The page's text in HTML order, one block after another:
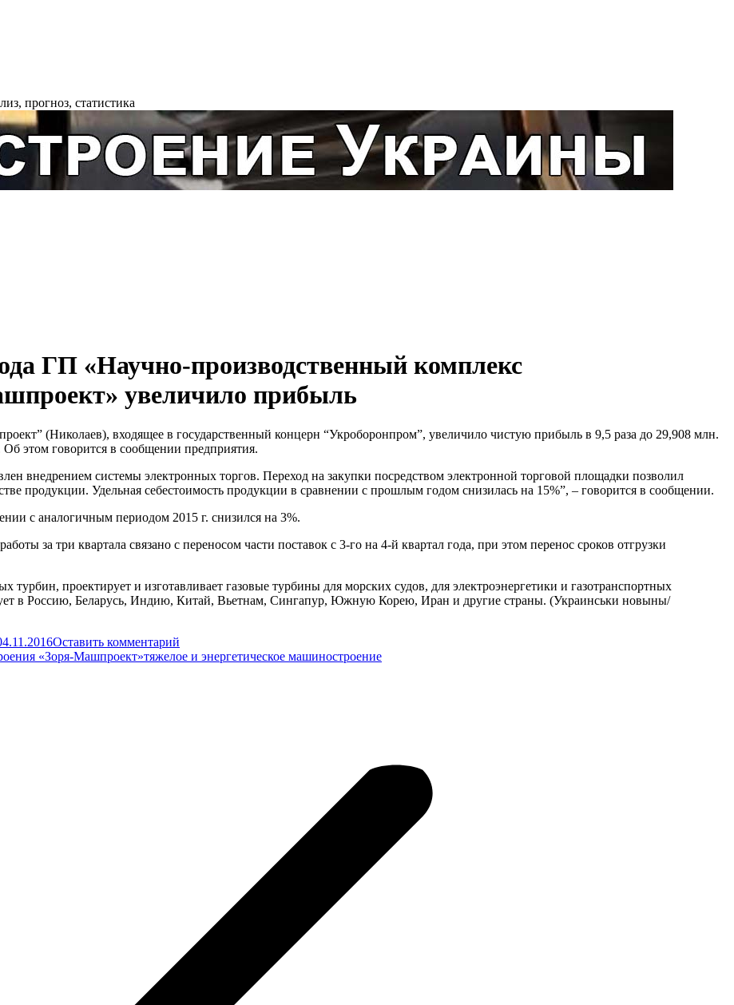
прогноз, статистика
ГП «Научно-производственный комплекс
увеличило прибыль
(Николаев), входящее в государственный концерн “Укроборонпром”, увеличило чистую прибыль в 9,5 раза до 29,908 млн.
этом говорится в сообщении предприятия.
внедрением системы электронных торгов. Переход на закупки посредством электронной торговой площадки позволил
продукции. Удельная себестоимость продукции в сравнении с прошлым годом снизилась на 15%”, – говорится в сообщении.
с аналогичным периодом 2015 г. снизился на 3%.
за три квартала связано с переносом части поставок с 3-го на 4-й квартал года, при этом перенос сроков отгрузки
турбин, проектирует и изготавливает газовые турбины для морских судов, для электроэнергетики и газотранспортных
в Россию, Беларусь, Индию, Китай, Вьетнам, Сингапур, Южную Корею, Иран и другие страны. (Украинськи новыны/
Оставить комментарий
«Зоря-Машпроект»тяжелое и энергетическое машиностроение